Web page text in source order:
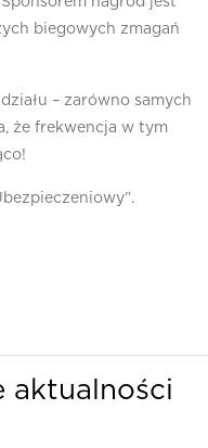
biegowych zmagań
– zarówno samych
że frekwencja w tym
aktualności